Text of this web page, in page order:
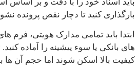
بارگذاری کنید تا دچار نقص پرونده
ابتدا باید تمامی مدارک هویتی، فرم
های بانکی یا سوء پیشینه را آماده کنید.